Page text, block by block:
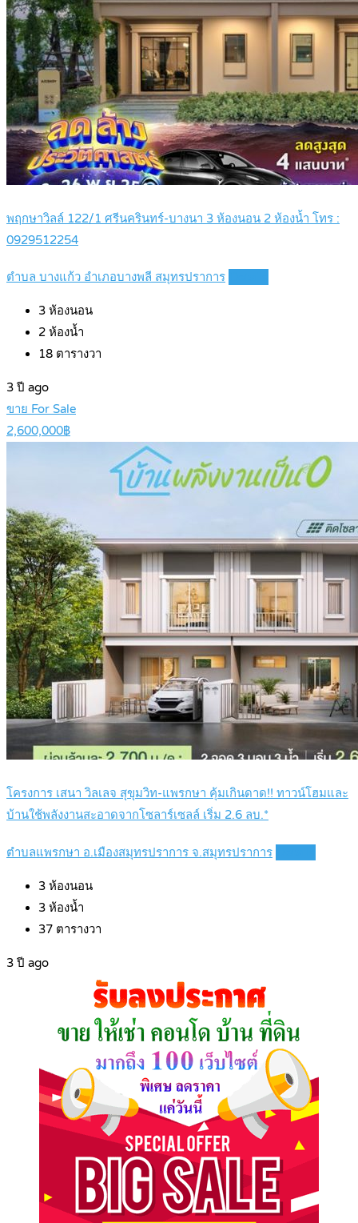
พฤกษาวิลล์ 122/1 ศรีนครินทร์-บางนา 3 ห้องนอน 2 ห้องน้ำ โทร :
0929512254
ตำบล บางแก้ว อำเภอบางพลี สมุทรปราการ
3 ห้องนอน
2 ห้องน้ำ
18 ตารางวา
3 ปี ago
ขาย For Sale
2,600,000฿
โครงการ เสนา วิลเลจ สุขุมวิท-แพรกษา คุ้มเกินดาด!! ทาวน์โฮมและ
บ้านใช้พลังงานสะอาดจากโซลาร์เซลล์ เริ่ม 2.6 ลบ.*
ตำบลแพรกษา อ.เมืองสมุทรปราการ จ.สมุทรปราการ
3 ห้องนอน
3 ห้องน้ำ
37 ตารางวา
3 ปี ago